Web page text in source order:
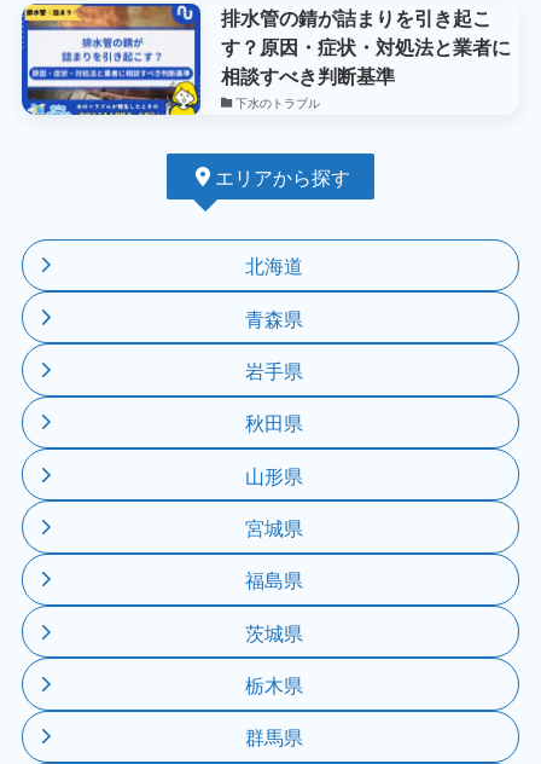
排水管の錆が詰まりを引き起こ
す？原因・症状・対処法と業者に
相談すべき判断基準
下水のトラブル
エリアから探す
北海道
青森県
岩手県
秋田県
山形県
宮城県
福島県
茨城県
栃木県
群馬県